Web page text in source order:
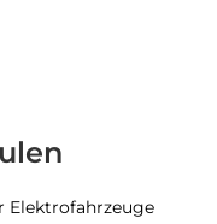
Elektrofahrzeuge